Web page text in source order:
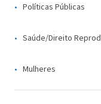
Políticas Públicas
Saúde/Direito
Mulheres